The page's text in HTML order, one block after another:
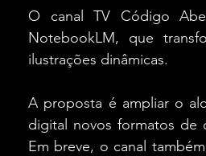
O canal TV Código
NotebookLM, que
ilustrações dinâmicas.
A proposta é ampliar o
digital novos formatos de
Em breve, o canal